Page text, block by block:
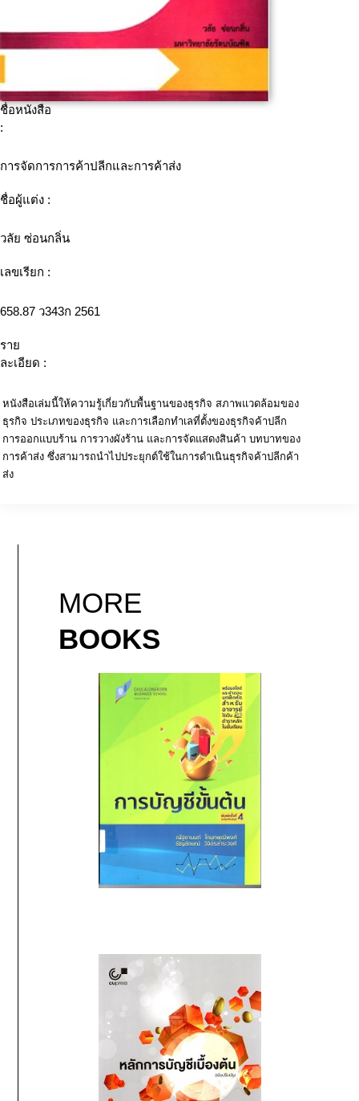
ชื่อหนังสือ
:
การจัดการการค้าปลีกและการค้าส่ง
ชื่อผู้แต่ง :
วลัย ซ่อนกลิ่น
เลขเรียก :
658.87 ว343ก 2561
ราย
ละเอียด :
หนังสือเล่มนี้ให้ความรู้เกี่ยวกับพื้นฐานของธุรกิจ สภาพแวดล้อมของ
ธุรกิจ ประเภทของธุรกิจ และการเลือกทำเลที่ตั้งของธุรกิจค้าปลีก
การออกแบบร้าน การวางผังร้าน และการจัดแสดงสินค้า บทบาทของ
การค้าส่ง ซึ่งสามารถนำไปประยุกต์ใช้ในการดำเนินธุรกิจค้าปลีกค้า
ส่ง
MORE
BOOKS